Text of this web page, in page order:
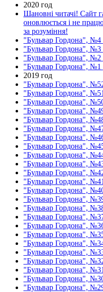
2020 год
Шановні читачі! Сайт
оновлюється і не
за розуміння!
"Бульвар Гордона", №4
"Бульвар Гордона", №3
"Бульвар Гордона", №2
"Бульвар Гордона", №1
2019 год
"Бульвар Гордона",
"Бульвар Гордона",
"Бульвар Гордона",
"Бульвар Гордона",
"Бульвар Гордона",
"Бульвар Гордона",
"Бульвар Гордона",
"Бульвар Гордона",
"Бульвар Гордона",
"Бульвар Гордона",
"Бульвар Гордона",
"Бульвар Гордона",
"Бульвар Гордона",
"Бульвар Гордона",
"Бульвар Гордона",
"Бульвар Гордона",
"Бульвар Гордона",
"Бульвар Гордона",
"Бульвар Гордона",
"Бульвар Гордона",
"Бульвар Гордона",
"Бульвар Гордона",
"Бульвар Гордона",
"Бульвар Гордона",